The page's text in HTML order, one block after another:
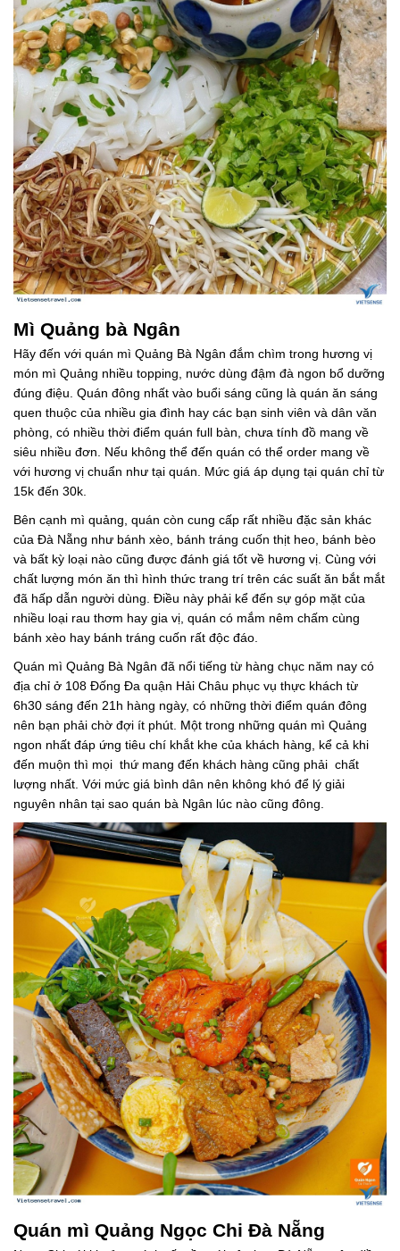
Mì Quảng bà Ngân
Hãy đến với quán mì Quảng Bà Ngân đắm chìm trong hương vị
món mì Quảng nhiều topping, nước dùng đậm đà ngon bổ dưỡng
đúng điệu. Quán đông nhất vào buổi sáng cũng là quán ăn sáng
quen thuộc của nhiều gia đình hay các bạn sinh viên và dân văn
phòng, có nhiều thời điểm quán full bàn, chưa tính đồ mang về
siêu nhiều đơn. Nếu không thể đến quán có thể order mang về
với hương vị chuẩn như tại quán. Mức giá áp dụng tại quán chỉ từ
15k đến 30k.
Bên cạnh mì quảng, quán còn cung cấp rất nhiều đặc sản khác
của Đà Nẵng như bánh xèo, bánh tráng cuốn thịt heo, bánh bèo
và bất kỳ loại nào cũng được đánh giá tốt về hương vị. Cùng với
chất lượng món ăn thì hình thức trang trí trên các suất ăn bắt mắt
đã hấp dẫn người dùng. Điều này phải kể đến sự góp mặt của
nhiều loại rau thơm hay gia vị, quán có mắm nêm chấm cùng
bánh xèo hay bánh tráng cuốn rất độc đáo.
Quán mì Quảng Bà Ngân đã nổi tiếng từ hàng chục năm nay có
địa chỉ ở 108 Đống Đa quận Hải Châu phục vụ thực khách từ
6h30 sáng đến 21h hàng ngày, có những thời điểm quán đông
nên bạn phải chờ đợi ít phút. Một trong những quán mì Quảng
ngon nhất đáp ứng tiêu chí khắt khe của khách hàng, kể cả khi
đến muộn thì mọi thứ mang đến khách hàng cũng phải chất
lượng nhất. Với mức giá bình dân nên không khó để lý giải
nguyên nhân tại sao quán bà Ngân lúc nào cũng đông.
Quán mì Quảng Ngọc Chi Đà Nẵng